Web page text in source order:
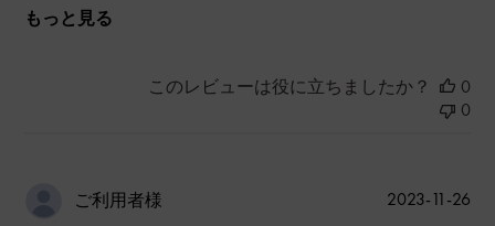
もっと見る
このレビューは役に立ちましたか？
0
0
ご利用者様
公
2023-11-26